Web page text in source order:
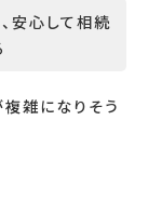
安心して相続
雑になりそう